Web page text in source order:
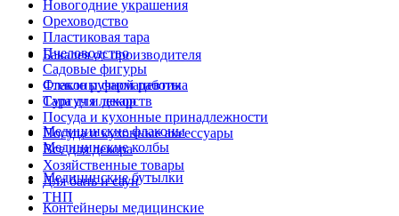
Новогодние украшения
Ореховодство
Пластиковая тара
Пчеловодство
Садовые фигуры
Стекло ручной работы
Сургуч и декор
Посуда и кухонные принадлежности
Посуда и кухонные аксессуары
Все для декора
Хозяйственные товары
Для бань и саун
ТНП
Бакалея от производителя
Флаконы фармацевтика
Тара для лекарств
Медицинские флаконы
Медицинские колбы
Медицинские бутылки
Контейнеры медицинские